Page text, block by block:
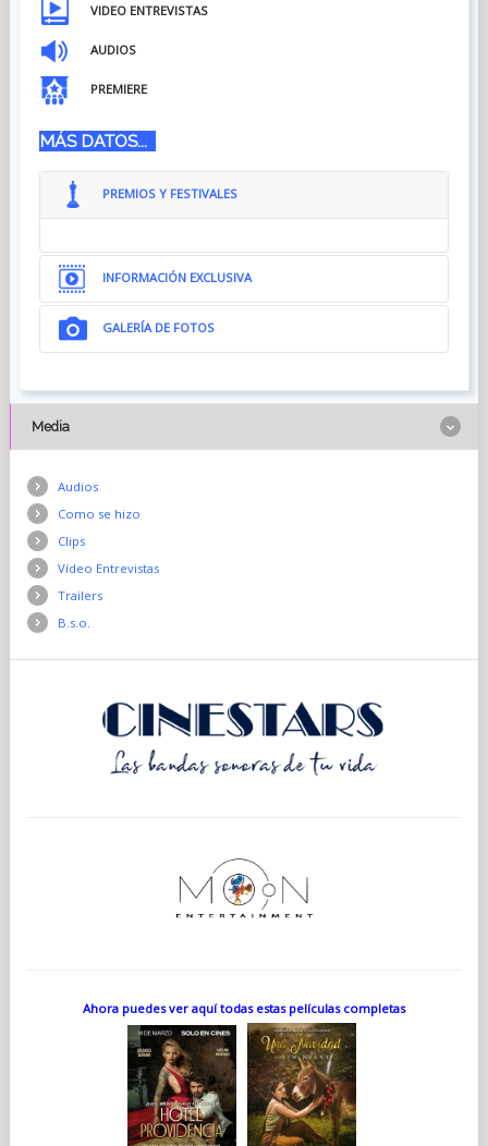
VIDEO ENTREVISTAS
AUDIOS
PREMIERE
MÁS DATOS...
PREMIOS Y FESTIVALES
INFORMACIÓN EXCLUSIVA
GALERÍA DE FOTOS
Media
Audios
Como se hizo
Clips
Vídeo Entrevistas
Trailers
B.s.o.
Ahora puedes ver aquí todas estas películas completas